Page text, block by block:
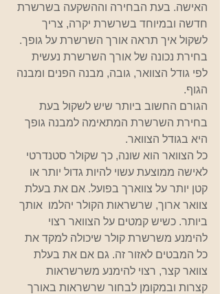
האישה. בעת הבחירה וההשקעה בשרשרת
חדשה ובמיוחד בשרשרת יקרה, צריך
לשקול איך תראה אורך השרשרת על גופך.
בחירת נכונה של אורך השרשרת נעשית
לפי גודל הצוואר, גובה, מבנה הפנים ומבנה
הגוף.
הגורם החשוב ביותר שיש לשקול בעת
בחירת השרשרת המתאימה למבנה גופך
היא בגודל הצוואר.
כל הצוואר הוא שונה, כך שקולר סטנדרטי
לאישה ממוצעת עשוי להיות גדול יותר או
קטן יותר על צווארך בפועל. אם את בעלת
צוואר ארוך, שרשראות הקולר יהלמו  אותך
ביותר. כשיש קמטים על הצוואר רצוי
להימנע משרשרת קולר שיכולה למקד את
כל המבטים לאזור זה. גם אם את בעלת
צוואר קצר, רצוי להימנע משרשראות
קצרות ובמקומן לבחור שרשראות באורך